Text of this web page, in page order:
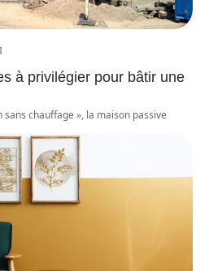
à privilégier pour bâtir une
chauffage », la maison passive